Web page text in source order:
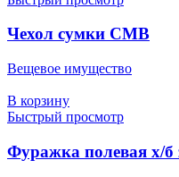
Чехол сумки СМВ
Вещевое имущество
В корзину
Быстрый просмотр
Фуражка полевая х/б